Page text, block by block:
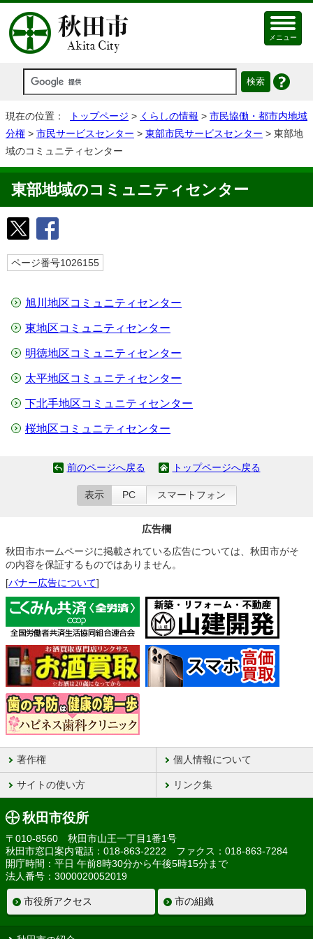
メニュー
現在の位置： トップページ > くらしの情報 > 市民協働・都市内地域
分権 > 市民サービスセンター > 東部市民サービスセンター > 東部地
域のコミュニティセンター
東部地域のコミュニティセンター
ページ番号1026155
旭川地区コミュニティセンター
東地区コミュニティセンター
明徳地区コミュニティセンター
太平地区コミュニティセンター
下北手地区コミュニティセンター
桜地区コミュニティセンター
前のページへ戻る トップページへ戻る
表示 PC スマートフォン
広告欄
秋田市ホームページに掲載されている広告については、秋田市がそ
の内容を保証するものではありません。
[バナー広告について]
著作権 個人情報について
サイトの使い方 リンク集
秋田市役所
〒010-8560 秋田市山王一丁目1番1号
秋田市窓口案内電話：018-863-2222 ファクス：018-863-7284
開庁時間：平日 午前8時30分から午後5時15分まで
法人番号：3000020052019
市役所アクセス 市の組織